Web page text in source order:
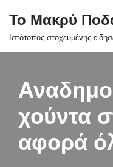
Μεταπηδήστε
Το Μακρύ
Ιστότοπος στοχευμένης
χούντα
αφορά